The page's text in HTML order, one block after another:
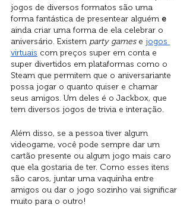
jogos de diversos formatos são uma
forma fantástica de presentear alguém e
ainda criar uma forma de ela celebrar o
aniversário. Existem party games e jogos
virtuais com preços super em conta e
super divertidos em plataformas como o
Steam que permitem que o aniversariante
possa jogar o quanto quiser e chamar
seus amigos. Um deles é o Jackbox, que
tem diversos jogos de trivia e interação.
Além disso, se a pessoa tiver algum
videogame, você pode sempre dar um
cartão presente ou algum jogo mais caro
que ela gostaria de ter. Como esses itens
são caros, juntar uma vaquinha entre
amigos ou dar o jogo sozinho vai significar
muito para o outro!